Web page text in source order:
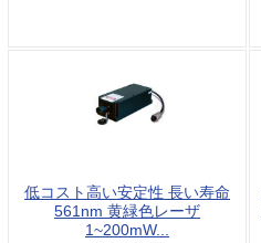
低コスト高い安定性 長い寿命
561nm 黄緑色レーザ
1~200mW...